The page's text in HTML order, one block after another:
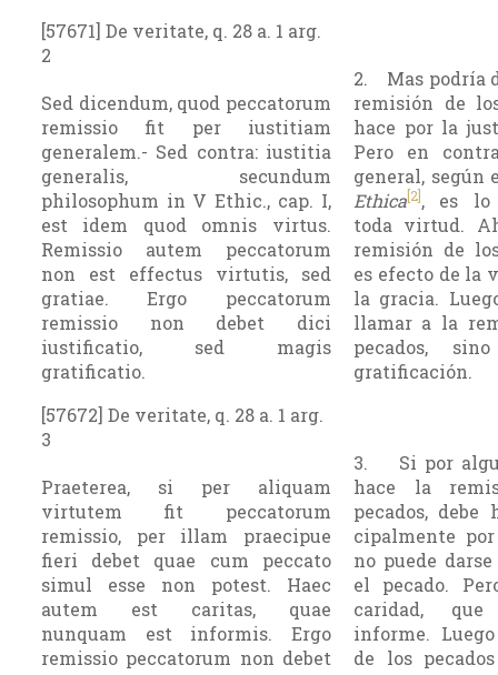
[57671] De veritate, q. 28 a. 1 arg.
2
Sed dicendum, quod peccatorum
remissio fit per iustitiam
generalem.- Sed contra: iustitia
generalis, secundum
philosophum in V Ethic., cap. I,
est idem quod omnis virtus.
Remissio autem peccatorum
non est effectus virtutis, sed
gratiae. Ergo peccatorum
remissio non debet dici
iustificatio, sed magis
gratificatio.
2. Mas podría
remisión de
hace por la
Pero en
general, según
Ethica[2], es lo
toda virtud.
remisión de
es efecto de la
la gracia.
llamar a la
pecados,
gratificación.
[57672] De veritate, q. 28 a. 1 arg.
3
Praeterea, si per aliquam
virtutem fit peccatorum
remissio, per illam praecipue
fieri debet quae cum peccato
simul esse non potest. Haec
autem est caritas, quae
nunquam est informis. Ergo
remissio peccatorum non debet
3. Si por
hace la
pecados,
cipalmente
no puede
el pecado.
caridad,
informe.
de los